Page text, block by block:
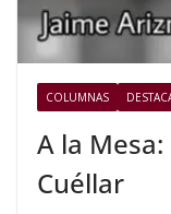
COLUMNAS
A la
Cuéllar